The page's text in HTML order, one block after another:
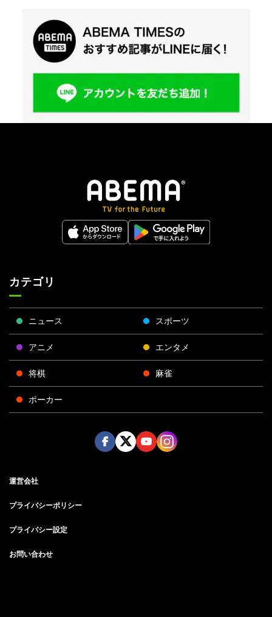
カテゴリ
ニュース スポーツ
アニメ エンタメ
将棋 麻雀
ポーカー
運営会社
プライバシーポリシー
プライバシー設定
お問い合わせ